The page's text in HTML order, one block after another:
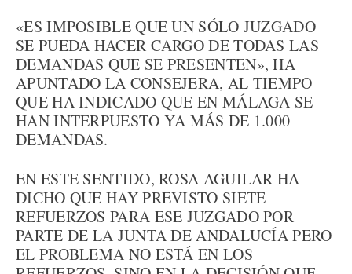
«ES IMPOSIBLE QUE UN SÓLO JUZGADO
SE PUEDA HACER CARGO DE TODAS LAS
DEMANDAS QUE SE PRESENTEN», HA
APUNTADO LA CONSEJERA, AL TIEMPO
QUE HA INDICADO QUE EN MÁLAGA SE
HAN INTERPUESTO YA MÁS DE 1.000
DEMANDAS.
EN ESTE SENTIDO, ROSA AGUILAR HA
DICHO QUE HAY PREVISTO SIETE
REFUERZOS PARA ESE JUZGADO POR
PARTE DE LA JUNTA DE ANDALUCÍA PERO
EL PROBLEMA NO ESTÁ EN LOS